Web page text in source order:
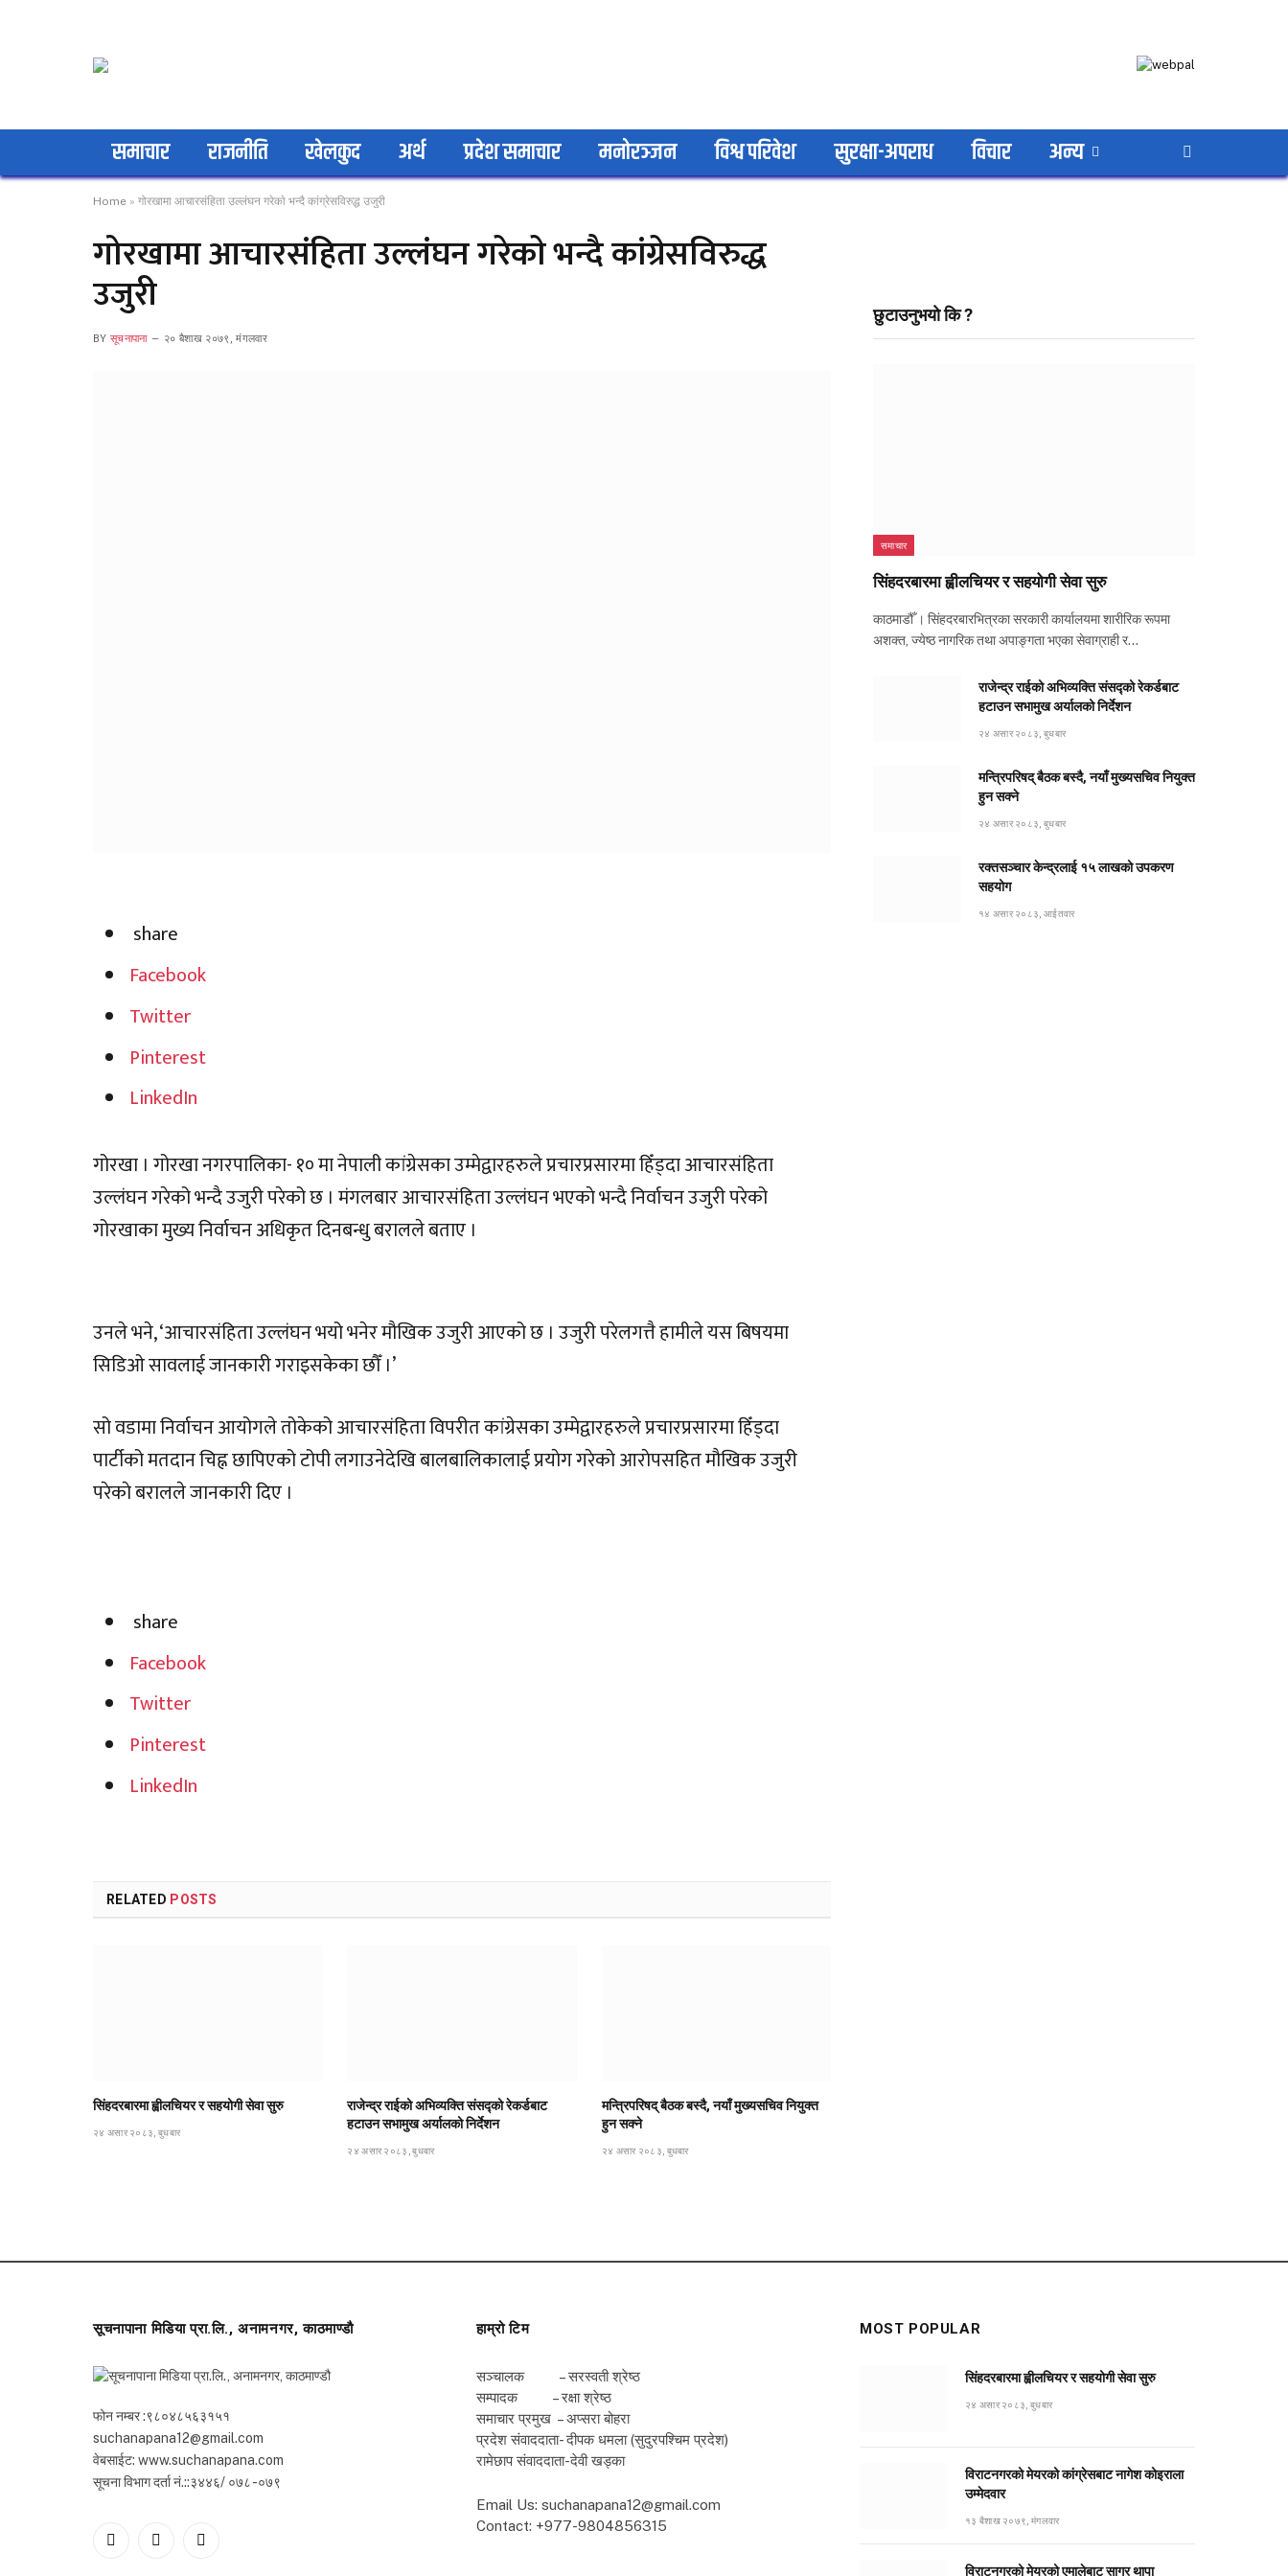
समाचार राजनीति खेलकुद अर्थ प्रदेश समाचार मनोरञ्जन विश्व परिवेश सुरक्षा-अपराध विचार अन्य
Home » गोरखामा आचारसंहिता उल्लंघन गरेकाे भन्दै कांग्रेसविरुद्ध उजुरी
गोरखामा आचारसंहिता उल्लंघन गरेकाे भन्दै कांग्रेसविरुद्ध
उजुरी
BY सूचनापाना २० बैशाख २०७९, मंगलवार
share
Facebook
Twitter
Pinterest
LinkedIn
गोरखा । गोरखा नगरपालिका- १० मा नेपाली कांग्रेसका उम्मेद्वारहरुले प्रचारप्रसारमा हिँड्दा आचारसंहिता
उल्लंघन गरेको भन्दै उजुरी परेको छ । मंगलबार आचारसंहिता उल्लंघन भएकाे भन्दै निर्वाचन उजुरी परेको
गोरखाका मुख्य निर्वाचन अधिकृत दिनबन्धु बरालले बताए ।
उनले भने, ‘आचारसंहिता उल्लंघन भयो भनेर मौखिक उजुरी आएको छ । उजुरी परेलगत्तै हामीले यस बिषयमा
सिडिओ सावलाई जानकारी गराइसकेका छौँ ।’
सो वडामा निर्वाचन आयोगले तोकेको आचारसंहिता विपरीत कांग्रेसका उम्मेद्वारहरुले प्रचारप्रसारमा हिँड्दा
पार्टीको मतदान चिह्न छापिएको टोपी लगाउनेदेखि बालबालिकालाई प्रयाेग गरेकाे आराेपसहित माैखिक उजुरी
परेकाे बरालले जानकारी दिए ।
share
Facebook
Twitter
Pinterest
LinkedIn
RELATED POSTS
सिंहदरबारमा ह्वीलचियर र सहयोगी सेवा सुरु
२४ असार २०८३, बुधबार
राजेन्द्र राईको अभिव्यक्ति संसद्को रेकर्डबाट
हटाउन सभामुख अर्यालको निर्देशन
२४ असार २०८३, बुधबार
मन्त्रिपरिषद् बैठक बस्दै, नयाँ मुख्यसचिव नियुक्त
हुन सक्ने
२४ असार २०८३, बुधबार
छुटाउनुभयो कि ?
समाचार
सिंहदरबारमा ह्वीलचियर र सहयोगी सेवा सुरु
काठमाडौँ । सिंहदरबारभित्रका सरकारी कार्यालयमा शारीरिक रूपमा
अशक्त, ज्येष्ठ नागरिक तथा अपाङ्गता भएका सेवाग्राही र…
राजेन्द्र राईको अभिव्यक्ति संसद्को रेकर्डबाट
हटाउन सभामुख अर्यालको निर्देशन
२४ असार २०८३, बुधबार
मन्त्रिपरिषद् बैठक बस्दै, नयाँ मुख्यसचिव नियुक्त
हुन सक्ने
२४ असार २०८३, बुधबार
रक्तसञ्चार केन्द्रलाई १५ लाखको उपकरण
सहयोग
१४ असार २०८३, आईतवार
सूचनापाना मिडिया प्रा.लि., अनामनगर, काठमाण्डौ
फोन नम्बर :९८०४८५६३१५१
suchanapana12@gmail.com
वेबसाईट: www.suchanapana.com
सूचना विभाग दर्ता नं.::३४४६/ ०७८ -०७९
FacebookTwitterYouTube
हाम्रो टिम
सञ्चालक – सरस्वती श्रेष्ठ
सम्पादक – रक्षा श्रेष्ठ
समाचार प्रमुख – अप्सरा बोहरा
प्रदेश संवाददाता- दीपक धमला (सुदुरपश्चिम प्रदेश)
रामेछाप संवाददाता-देवी खड्का
Email Us: suchanapana12@gmail.com
Contact: +977-9804856315
MOST POPULAR
सिंहदरबारमा ह्वीलचियर र सहयोगी सेवा सुरु
२४ असार २०८३, बुधबार
विराटनगरको मेयरको कांग्रेसबाट नागेश कोइराला
उम्मेदवार
१३ बैशाख २०७९, मंगलवार
विराटनगरको मेयरको एमालेबाट सागर थापा